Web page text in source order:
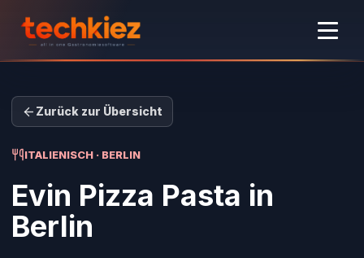
Zurück zur Übersicht
ITALIENISCH · BERLIN
Evin Pizza Pasta in
Berlin